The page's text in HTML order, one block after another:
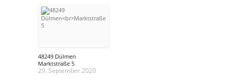
48249 Dülmen
Marktstraße 5
29. September 2020